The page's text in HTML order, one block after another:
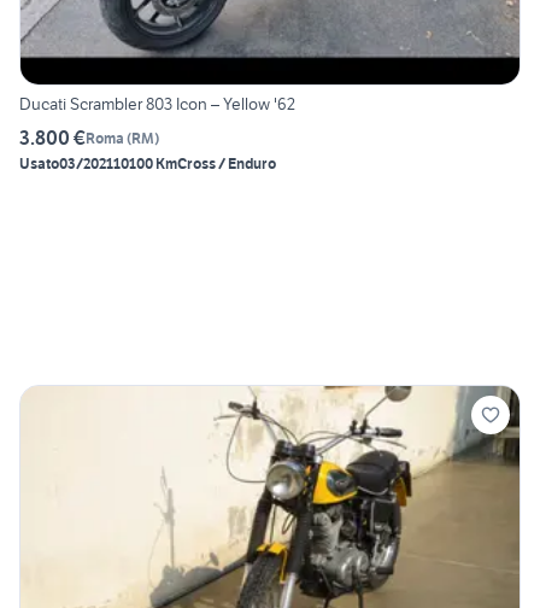
Ducati Scrambler 803 Icon – Yellow '62
3.800 €Roma (RM)
Usato03/202110100 KmCross / Enduro